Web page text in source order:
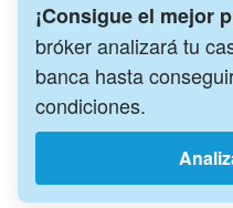
¡Consigue el mejor
bróker analizará tu
banca hasta
condiciones.